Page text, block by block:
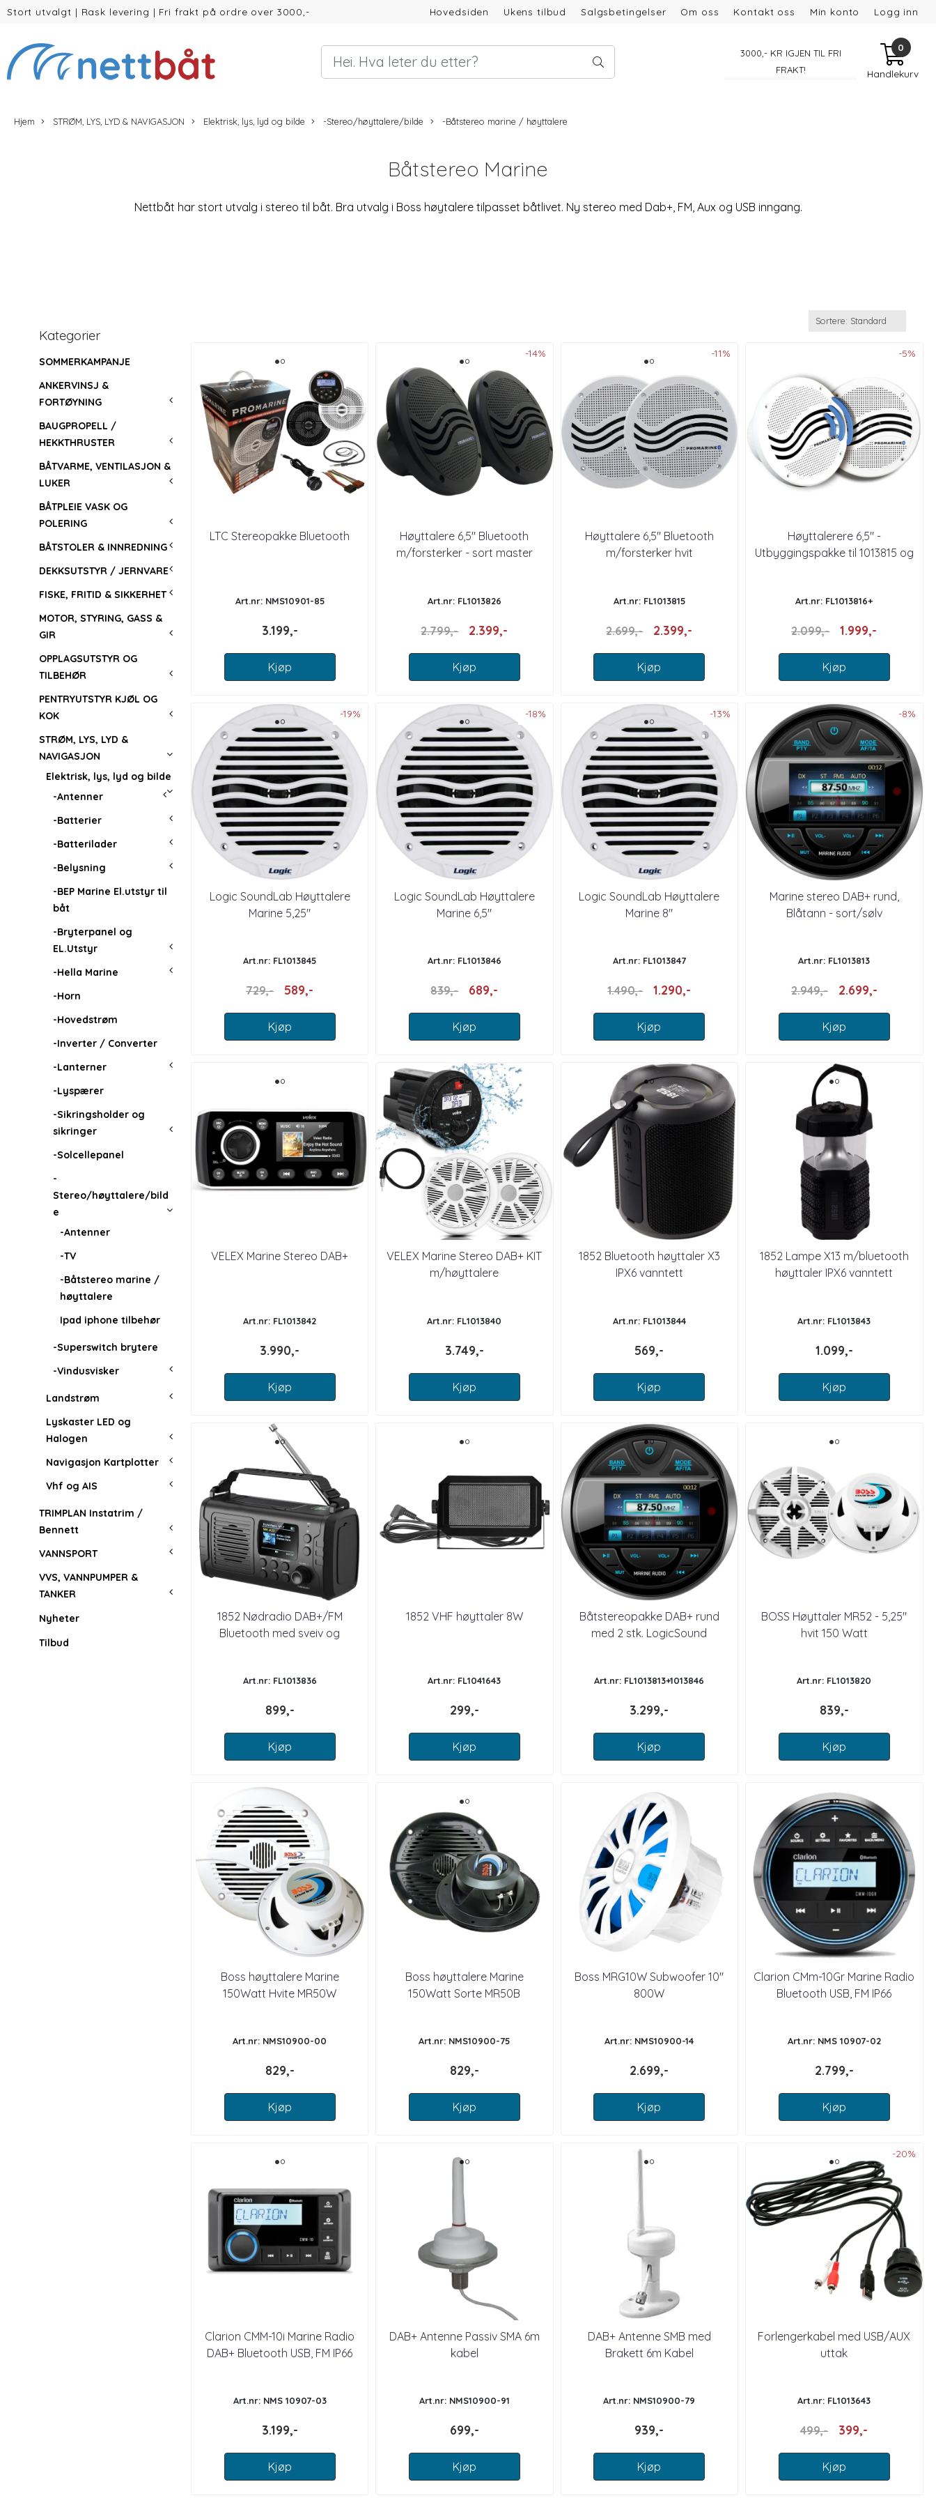
Stort utvalgt | Rask levering | Fri frakt på ordre over 3000,-
Hovedsiden Ukens tilbud Salgsbetingelser Om oss Kontakt oss Min konto Logg inn
3000 ,- KR IGJEN TIL FRI
FRAKT!
0
Handlekurv
Hjem STRØM, LYS, LYD & NAVIGASJON Elektrisk, lys, lyd og bilde -Stereo/høyttalere/bilde -Båtstereo marine / høyttalere
Båtstereo Marine
Nettbåt har stort utvalg i stereo til båt. Bra utvalg i Boss høytalere tilpasset båtlivet. Ny stereo med Dab+, FM, Aux og USB inngang.
Kategorier
SOMMERKAMPANJE
ANKERVINSJ &
FORTØYNING
BAUGPROPELL /
HEKKTHRUSTER
BÅTVARME, VENTILASJON &
LUKER
BÅTPLEIE VASK OG
POLERING
BÅTSTOLER & INNREDNING
DEKKSUTSTYR / JERNVARE
FISKE, FRITID & SIKKERHET
MOTOR, STYRING, GASS &
GIR
OPPLAGSUTSTYR OG
TILBEHØR
PENTRYUTSTYR KJØL OG
KOK
STRØM, LYS, LYD &
NAVIGASJON
Elektrisk, lys, lyd og bilde
-Antenner
-Batterier
-Batterilader
-Belysning
-BEP Marine El.utstyr til
båt
-Bryterpanel og
EL.Utstyr
-Hella Marine
-Horn
-Hovedstrøm
-Inverter / Converter
-Lanterner
-Lyspærer
-Sikringsholder og
sikringer
-Solcellepanel
-
Stereo/høyttalere/bild
e
-Antenner
-TV
-Båtstereo marine /
høyttalere
Ipad iphone tilbehør
-Superswitch brytere
-Vindusvisker
Landstrøm
Lyskaster LED og
Halogen
Navigasjon Kartplotter
Vhf og AIS
TRIMPLAN Instatrim /
Bennett
VANNSPORT
VVS, VANNPUMPER &
TANKER
Nyheter
Tilbud
LTC Stereopakke Bluetooth
Art.nr: NMS10901-85
3.199,-
Kjøp
-14%
Høyttalere 6,5" Bluetooth
m/forsterker - sort master
Art.nr: FL1013826
2.799,- 2.399,-
Kjøp
-11%
Høyttalere 6,5" Bluetooth
m/forsterker hvit
Art.nr: FL1013815
2.699,- 2.399,-
Kjøp
-5%
Høyttalerere 6,5" -
Utbyggingspakke til 1013815 og
Art.nr: FL1013816+
2.099,- 1.999,-
Kjøp
-19%
Logic SoundLab Høyttalere
Marine 5,25"
Art.nr: FL1013845
729,- 589,-
Kjøp
-18%
Logic SoundLab Høyttalere
Marine 6,5"
Art.nr: FL1013846
839,- 689,-
Kjøp
-13%
Logic SoundLab Høyttalere
Marine 8"
Art.nr: FL1013847
1.490,- 1.290,-
Kjøp
-8%
Marine stereo DAB+ rund,
Blåtann - sort/sølv
Art.nr: FL1013813
2.949,- 2.699,-
Kjøp
VELEX Marine Stereo DAB+
Art.nr: FL1013842
3.990,-
Kjøp
VELEX Marine Stereo DAB+ KIT
m/høyttalere
Art.nr: FL1013840
3.749,-
Kjøp
1852 Bluetooth høyttaler X3
IPX6 vanntett
Art.nr: FL1013844
569,-
Kjøp
1852 Lampe X13 m/bluetooth
høyttaler IPX6 vanntett
Art.nr: FL1013843
1.099,-
Kjøp
1852 Nødradio DAB+/FM
Bluetooth med sveiv og
Art.nr: FL1013836
899,-
Kjøp
1852 VHF høyttaler 8W
Art.nr: FL1041643
299,-
Kjøp
Båtstereopakke DAB+ rund
med 2 stk. LogicSound
Art.nr: FL1013813+1013846
3.299,-
Kjøp
BOSS Høyttaler MR52 - 5,25"
hvit 150 Watt
Art.nr: FL1013820
839,-
Kjøp
Boss høyttalere Marine
150Watt Hvite MR50W
Art.nr: NMS10900-00
829,-
Kjøp
Boss høyttalere Marine
150Watt Sorte MR50B
Art.nr: NMS10900-75
829,-
Kjøp
Boss MRG10W Subwoofer 10"
800W
Art.nr: NMS10900-14
2.699,-
Kjøp
Clarion CMm-10Gr Marine Radio
Bluetooth USB, FM IP66
Art.nr: NMS 10907-02
2.799,-
Kjøp
Clarion CMM-10i Marine Radio
DAB+ Bluetooth USB, FM IP66
Art.nr: NMS 10907-03
3.199,-
Kjøp
DAB+ Antenne Passiv SMA 6m
kabel
Art.nr: NMS10900-91
699,-
Kjøp
DAB+ Antenne SMB med
Brakett 6m Kabel
Art.nr: NMS10900-79
939,-
Kjøp
-20%
Forlengerkabel med USB/AUX
uttak
Art.nr: FL1013643
499,- 399,-
Kjøp